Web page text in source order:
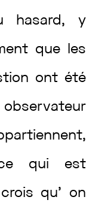
hasard, y
que les
ont été
observateur
,
qui est
crois qu’ on